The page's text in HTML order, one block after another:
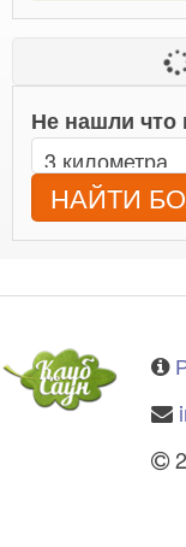
Не нашли что
НАЙТИ